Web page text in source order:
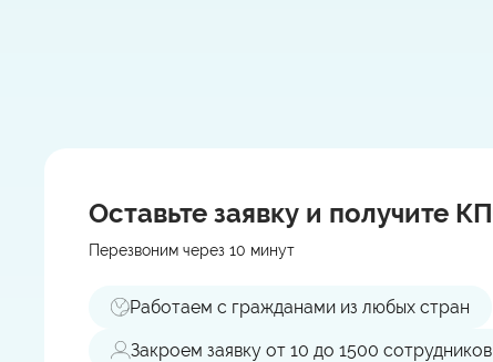
Оставьте заявку и получите КП
Перезвоним через 10 минут
Работаем с гражданами из любых стран
Закроем заявку от 10 до 1500 сотрудников